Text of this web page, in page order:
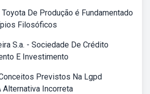
De Produção é Fundamentado
Filosóficos
S.a. - Sociedade De Crédito
E Investimento
Previstos Na Lgpd
Alternativa Incorreta